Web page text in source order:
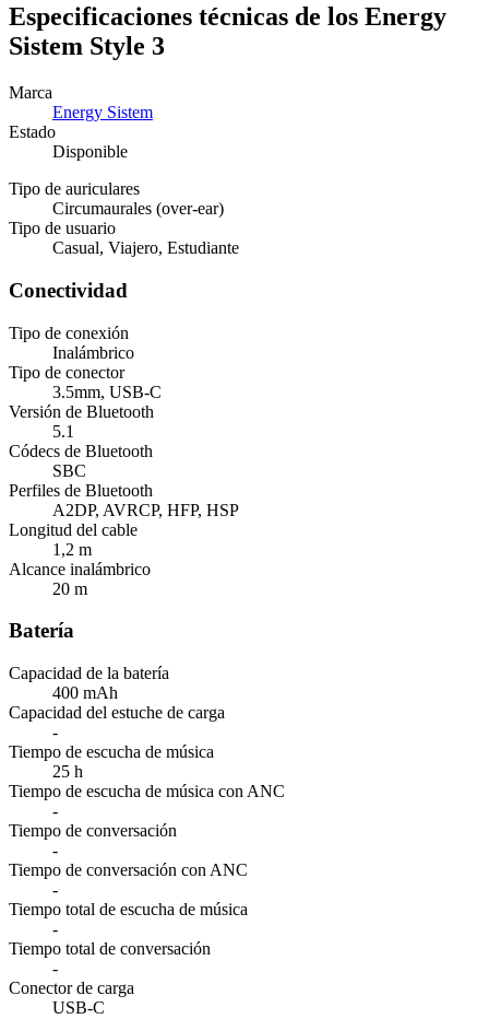
Especificaciones técnicas de los Energy
Sistem Style 3
Marca
Energy Sistem
Estado
Disponible
Tipo de auriculares
Circumaurales (over-ear)
Tipo de usuario
Casual, Viajero, Estudiante
Conectividad
Tipo de conexión
Inalámbrico
Tipo de conector
3.5mm, USB-C
Versión de Bluetooth
5.1
Códecs de Bluetooth
SBC
Perfiles de Bluetooth
A2DP, AVRCP, HFP, HSP
Longitud del cable
1,2 m
Alcance inalámbrico
20 m
Batería
Capacidad de la batería
400 mAh
Capacidad del estuche de carga
-
Tiempo de escucha de música
25 h
Tiempo de escucha de música con ANC
-
Tiempo de conversación
-
Tiempo de conversación con ANC
-
Tiempo total de escucha de música
-
Tiempo total de conversación
-
Conector de carga
USB-C